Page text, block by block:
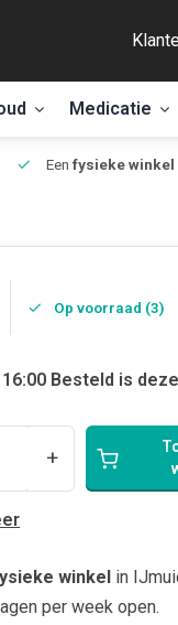
Medicatie
Een fysieke winkel
Op voorraad (3)
Besteld is
+
winkel in
per week open.